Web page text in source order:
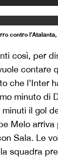
contro
così, per
contare
che l’Inter
minuto di
il gol
Melo
Sala. Le
squadra